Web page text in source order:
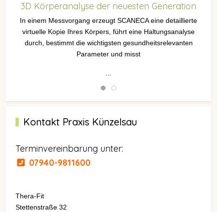
3D Körperanalyse der neuesten Generation
In einem Messvorgang erzeugt SCANECA eine detaillierte
virtuelle Kopie Ihres Körpers, führt eine Haltungsanalyse
durch, bestimmt die wichtigsten gesundheitsrelevanten
Parameter und misst
Kontakt Praxis Künzelsau
Terminvereinbarung unter:
07940-9811600
Thera-Fit
Stettenstraße 32